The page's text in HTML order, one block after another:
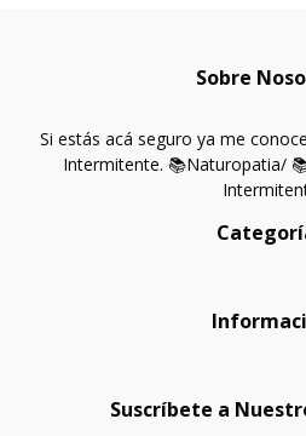
Sobre
Si estás acá seguro ya me
Intermitente. 📚Naturopatia/
Suscríbete a